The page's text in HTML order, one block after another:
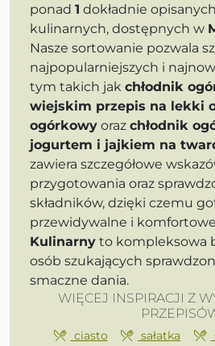
ponad 1 dokładnie
kulinarnych, dostępnych w
Nasze sortowanie pozwala
najpopularniejszych i
tym takich jak chłodnik
wiejskim przepis na lekki
ogórkowy oraz chłodnik
jogurtem i jajkiem na
zawiera szczegółowe
przygotowania oraz
składników, dzięki czemu
przewidywalne i
Kulinarny to kompleksowa
osób szukających
smaczne dania.
WIĘCEJ INSPIRACJI Z
ciasto sałatka